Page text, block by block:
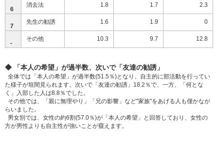
6
消去法 1.8 1.7 2.3
7
先生の勧誘 1.6 1.9 0
‐
その他 10.3 9.7 12.8
◆ 「本人の希望」が過半数、次いで「友達の勧誘」
全体では「本人の希望」が過半数(51.5％)となり、自主的に部活動を行ってい
た様子が垣間見られます。次いで「友達の勧誘」18.2％で、一方、「何とな
く」入部した人は8.8％でした。
その他では、「親に無理やり」「兄の影響」など"家族"をあげる人も僅かなが
らいました。
男女別では、女性の約6割(57.0％)が「本人の希望」と回答しており、女性の
方が男性よりも自主性が強いことが窺えます。